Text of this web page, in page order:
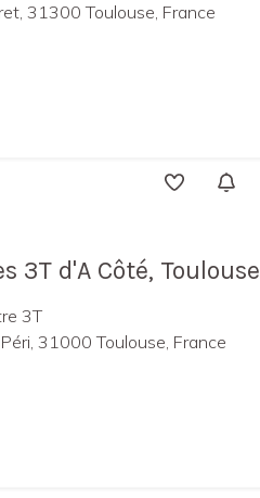
31300 Toulouse, France
3T d'A Côté, Toulouse
3T
31000 Toulouse, France